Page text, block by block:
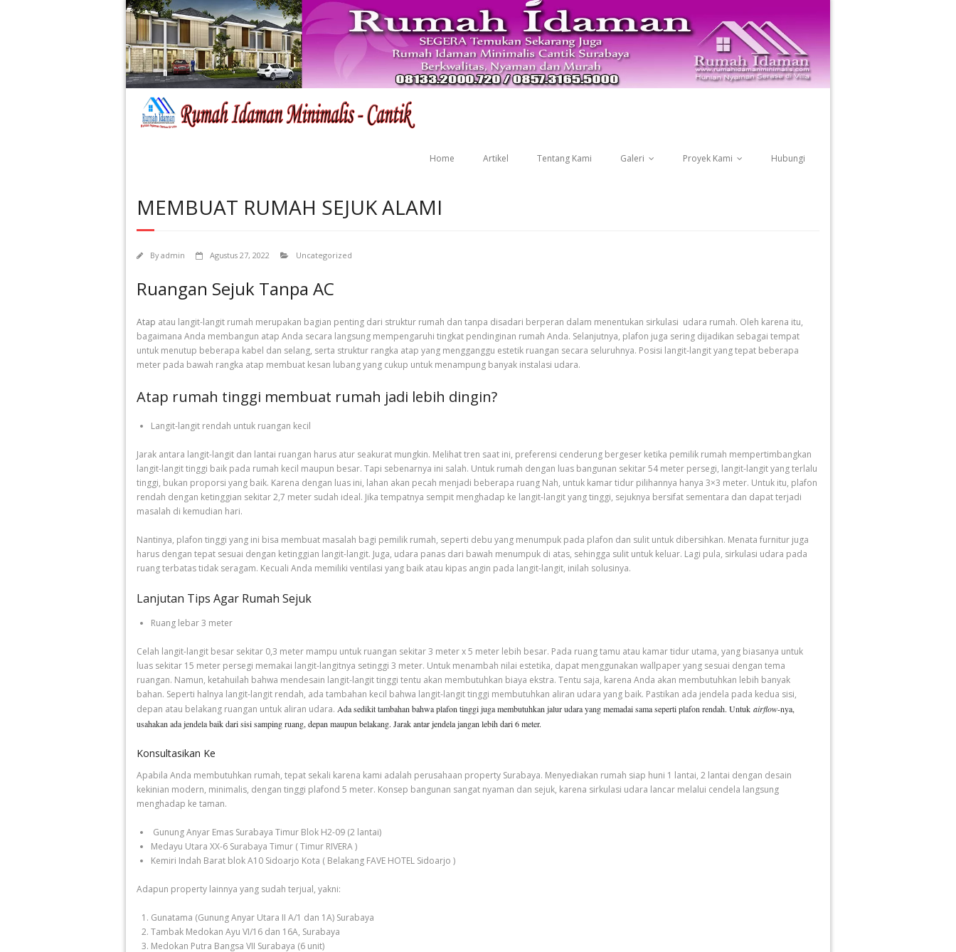
Home Artikel Tentang Kami Galeri Proyek Kami Hubungi
MEMBUAT RUMAH SEJUK ALAMI
Byadmin Agustus 27, 2022 Uncategorized
Ruangan Sejuk Tanpa AC
Atap atau langit-langit rumah merupakan bagian penting dari struktur rumah dan tanpa disadari berperan dalam menentukan sirkulasi udara rumah. Oleh karena itu,
bagaimana Anda membangun atap Anda secara langsung mempengaruhi tingkat pendinginan rumah Anda. Selanjutnya, plafon juga sering dijadikan sebagai tempat
untuk menutup beberapa kabel dan selang, serta struktur rangka atap yang mengganggu estetik ruangan secara seluruhnya. Posisi langit-langit yang tepat beberapa
meter pada bawah rangka atap membuat kesan lubang yang cukup untuk menampung banyak instalasi udara.
Atap rumah tinggi membuat rumah jadi lebih dingin?
Langit-langit rendah untuk ruangan kecil
Jarak antara langit-langit dan lantai ruangan harus atur seakurat mungkin. Melihat tren saat ini, preferensi cenderung bergeser ketika pemilik rumah mempertimbangkan
langit-langit tinggi baik pada rumah kecil maupun besar. Tapi sebenarnya ini salah. Untuk rumah dengan luas bangunan sekitar 54 meter persegi, langit-langit yang terlalu
tinggi, bukan proporsi yang baik. Karena dengan luas ini, lahan akan pecah menjadi beberapa ruang Nah, untuk kamar tidur pilihannya hanya 3×3 meter. Untuk itu, plafon
rendah dengan ketinggian sekitar 2,7 meter sudah ideal. Jika tempatnya sempit menghadap ke langit-langit yang tinggi, sejuknya bersifat sementara dan dapat terjadi
masalah di kemudian hari.
Nantinya, plafon tinggi yang ini bisa membuat masalah bagi pemilik rumah, seperti debu yang menumpuk pada plafon dan sulit untuk dibersihkan. Menata furnitur juga
harus dengan tepat sesuai dengan ketinggian langit-langit. Juga, udara panas dari bawah menumpuk di atas, sehingga sulit untuk keluar. Lagi pula, sirkulasi udara pada
ruang terbatas tidak seragam. Kecuali Anda memiliki ventilasi yang baik atau kipas angin pada langit-langit, inilah solusinya.
Lanjutan Tips Agar Rumah Sejuk
Ruang lebar 3 meter
Celah langit-langit besar sekitar 0,3 meter mampu untuk ruangan sekitar 3 meter x 5 meter lebih besar. Pada ruang tamu atau kamar tidur utama, yang biasanya untuk
luas sekitar 15 meter persegi memakai langit-langitnya setinggi 3 meter. Untuk menambah nilai estetika, dapat menggunakan wallpaper yang sesuai dengan tema
ruangan. Namun, ketahuilah bahwa mendesain langit-langit tinggi tentu akan membutuhkan biaya ekstra. Tentu saja, karena Anda akan membutuhkan lebih banyak
bahan. Seperti halnya langit-langit rendah, ada tambahan kecil bahwa langit-langit tinggi membutuhkan aliran udara yang baik. Pastikan ada jendela pada kedua sisi,
depan atau belakang ruangan untuk aliran udara. Ada sedikit tambahan bahwa plafon tinggi juga membutuhkan jalur udara yang memadai sama seperti plafon rendah. Untuk airflow-nya,
usahakan ada jendela baik dari sisi samping ruang, depan maupun belakang. Jarak antar jendela jangan lebih dari 6 meter.
Konsultasikan Ke
Apabila Anda membutuhkan rumah, tepat sekali karena kami adalah perusahaan property Surabaya. Menyediakan rumah siap huni 1 lantai, 2 lantai dengan desain
kekinian modern, minimalis, dengan tinggi plafond 5 meter. Konsep bangunan sangat nyaman dan sejuk, karena sirkulasi udara lancar melalui cendela langsung
menghadap ke taman.
Gunung Anyar Emas Surabaya Timur Blok H2-09 (2 lantai)
Medayu Utara XX-6 Surabaya Timur ( Timur RIVERA )
Kemiri Indah Barat blok A10 Sidoarjo Kota ( Belakang FAVE HOTEL Sidoarjo )
Adapun property lainnya yang sudah terjual, yakni:
Gunatama (Gunung Anyar Utara II A/1 dan 1A) Surabaya
Tambak Medokan Ayu VI/16 dan 16A, Surabaya
Medokan Putra Bangsa VII Surabaya (6 unit)